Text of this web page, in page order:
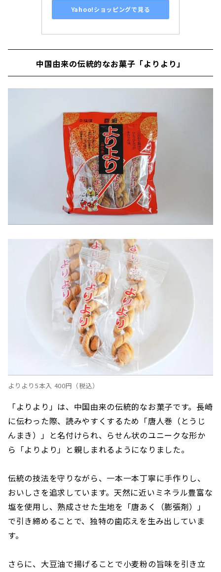
Yahoo!ショッピングで見る
中国由来の伝統的なお菓子「よりより」
よりより5本入 400円（税込）
「よりより」は、中国由来の伝統的なお菓子です。長崎
に伝わった際、読みやすくするため「唐人巻（とうじ
んまき）」と名付けられ、らせん状のユニークな形か
ら「よりより」と親しまれるようになりました。
伝統の技法を守りながら、一本一本丁寧に手作りし、
おいしさを追求しています。天然に近いミネラル豊富な
塩を使用し、熟成させた生地を「唐あく（膨張剤）」
で引き締めることで、独特の歯応えを生み出していま
す。
さらに、大豆油で揚げることで小麦粉の旨味を引き立